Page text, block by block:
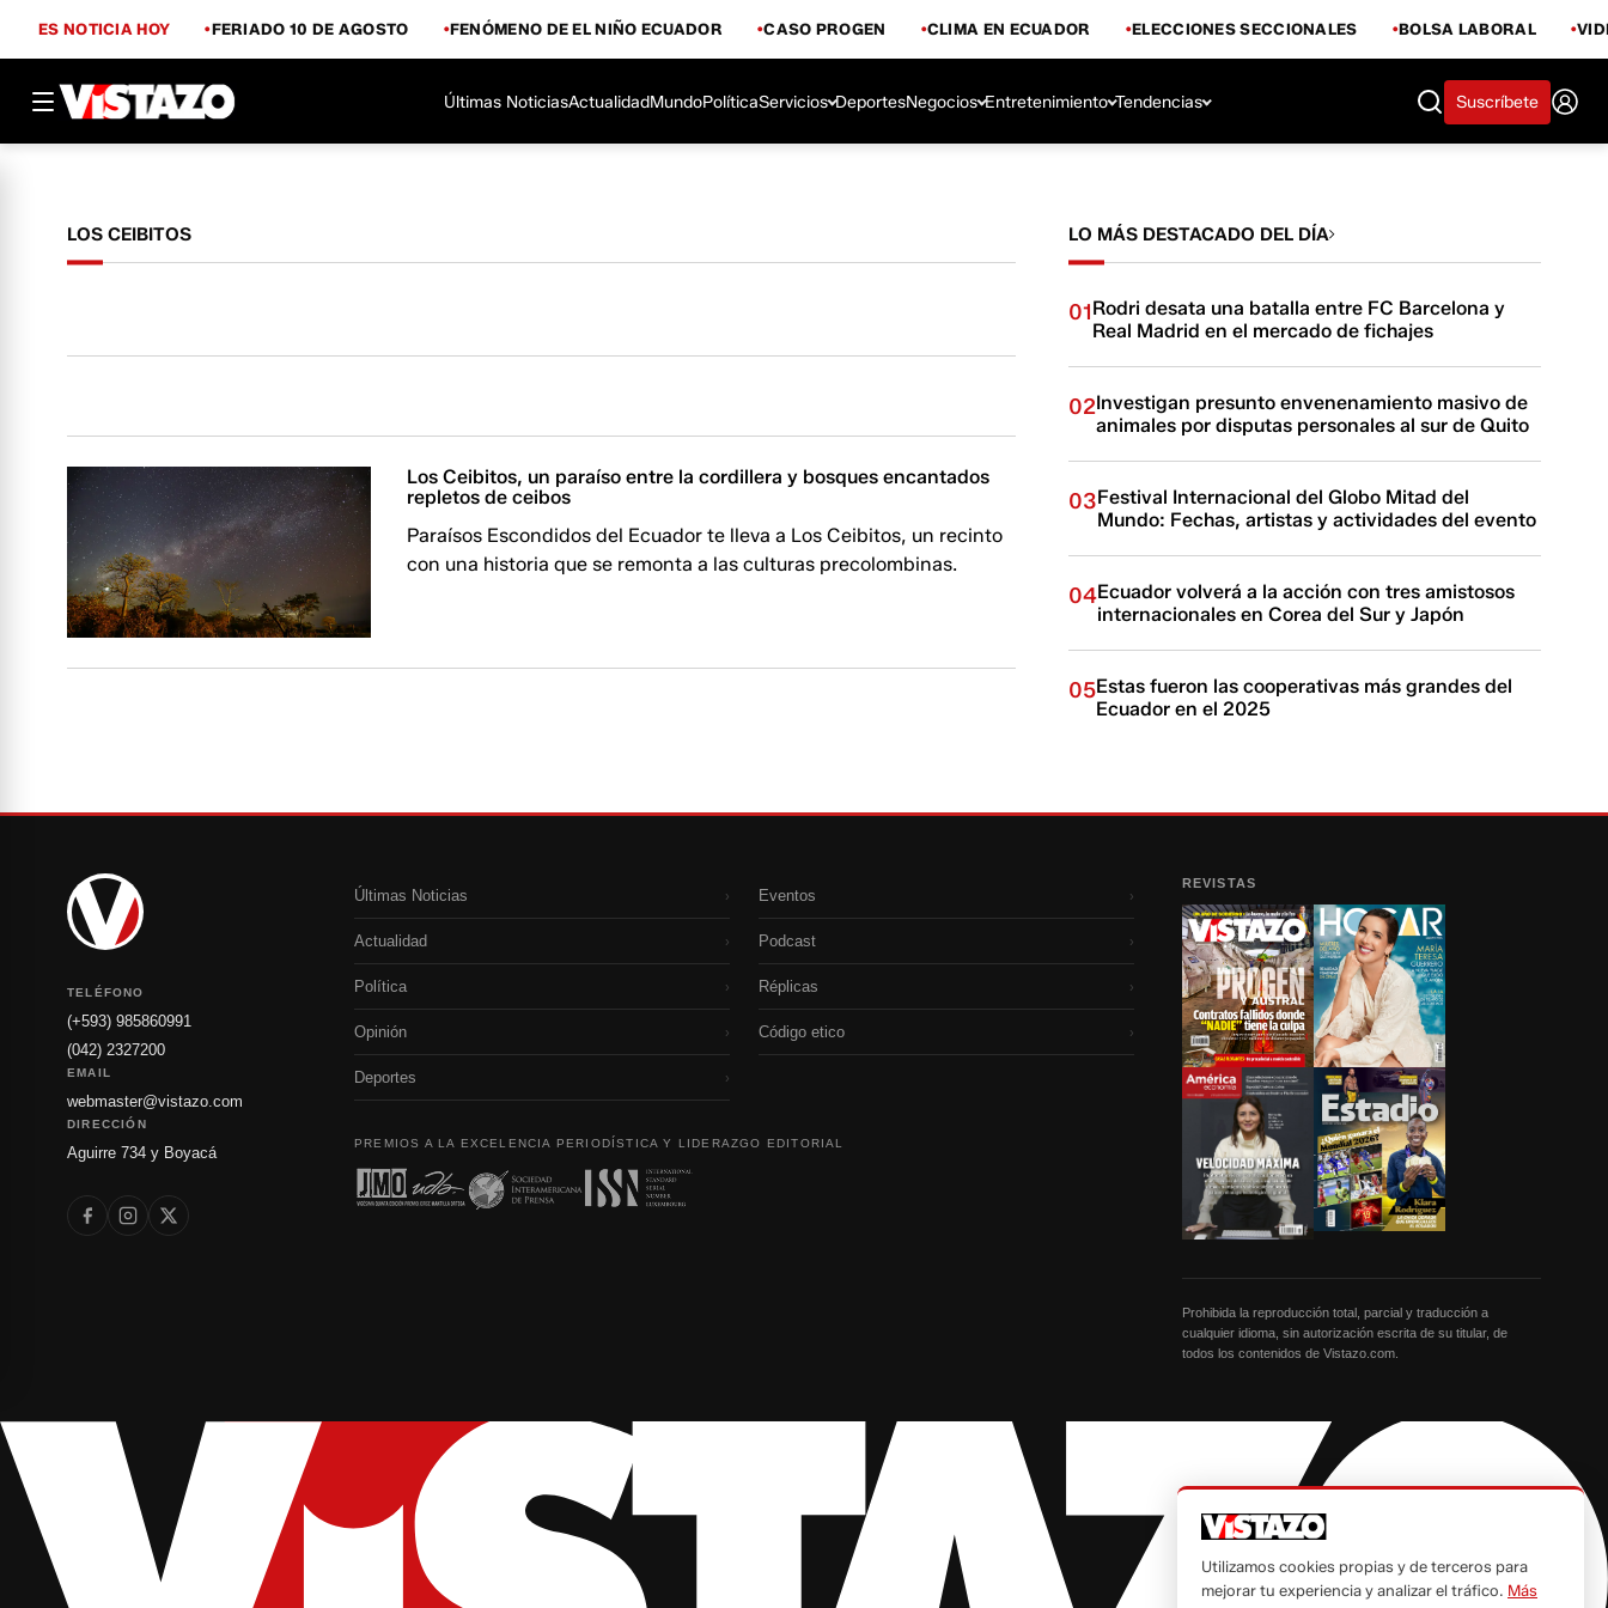
ES NOTICIA HOY FERIADO 10 DE AGOSTO FENÓMENO DE EL NIÑO ECUADOR CASO PROGEN CLIMA EN ECUADOR ELECCIONES SECCIONALES BOLSA LABORAL
Últimas NoticiasActualidadMundoPolíticaServicios DeportesNegocios Entretenimiento Tendencias Suscríbete
LOS CEIBITOS
Los Ceibitos, un paraíso entre la cordillera y bosques encantados
repletos de ceibos
Paraísos Escondidos del Ecuador te lleva a Los Ceibitos, un recinto
con una historia que se remonta a las culturas precolombinas.
LO MÁS DESTACADO DEL DÍA
01Rodri desata una batalla entre FC Barcelona y
Real Madrid en el mercado de fichajes
02Investigan presunto envenenamiento masivo de
animales por disputas personales al sur de Quito
03Festival Internacional del Globo Mitad del
Mundo: Fechas, artistas y actividades del evento
04Ecuador volverá a la acción con tres amistosos
internacionales en Corea del Sur y Japón
05Estas fueron las cooperativas más grandes del
Ecuador en el 2025
TELÉFONO
(+593) 985860991
(042) 2327200
EMAIL
webmaster@vistazo.com
DIRECCIÓN
Aguirre 734 y Boyacá
Últimas Noticias ›
Actualidad ›
Política ›
Opinión ›
Deportes ›
Eventos ›
Podcast ›
Réplicas ›
Código etico ›
PREMIOS A LA EXCELENCIA PERIODÍSTICA Y LIDERAZGO EDITORIAL
REVISTAS
Prohibida la reproducción total, parcial y traducción a
cualquier idioma, sin autorización escrita de su titular, de
todos los contenidos de Vistazo.com.
Utilizamos cookies propias y de terceros para
mejorar tu experiencia y analizar el tráfico. Más